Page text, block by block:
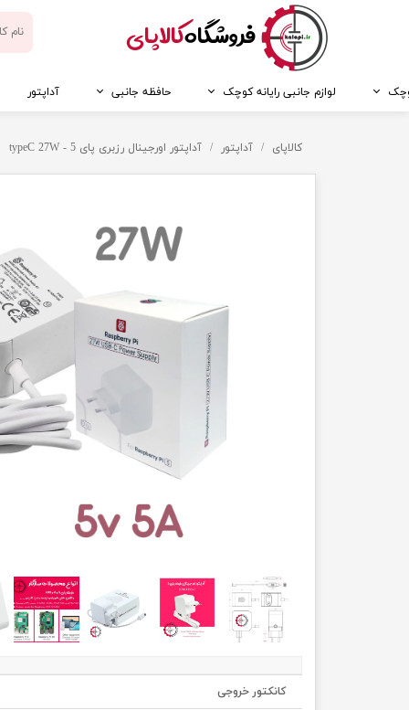
​فروشگاهکالاپای
لوازم جانبی رایانه کوچک حافظه جانبی آداپتور
کالاپای آداپتور آداپتور اورجینال رزبری پای 5 - typeC ‌27W
کانکتور خروجی